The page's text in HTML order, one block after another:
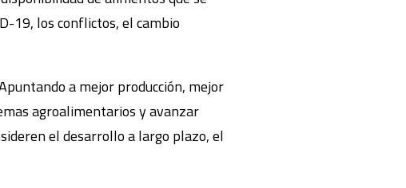
19, los conflictos, el cambio
a mejor producción, mejor
agroalimentarios y avanzar
el desarrollo a largo plazo, el